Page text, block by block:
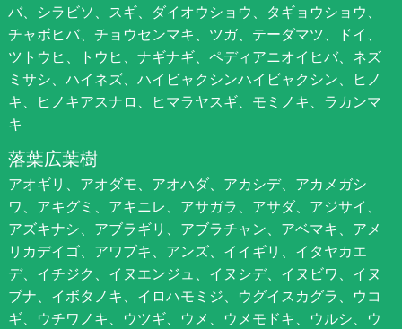
バ、シラビソ、スギ、ダイオウショウ、タギョウショウ、
チャボヒバ、チョウセンマキ、ツガ、テーダマツ、ドイ、
ツトウヒ、トウヒ、ナギナギ、ペディアニオイヒバ、ネズ
ミサシ、ハイネズ、ハイビャクシンハイビャクシン、ヒノ
キ、ヒノキアスナロ、ヒマラヤスギ、モミノキ、ラカンマ
キ
落葉広葉樹
アオギリ、アオダモ、アオハダ、アカシデ、アカメガシ
ワ、アキグミ、アキニレ、アサガラ、アサダ、アジサイ、
アズキナシ、アブラギリ、アブラチャン、アベマキ、アメ
リカデイゴ、アワブキ、アンズ、イイギリ、イタヤカエ
デ、イチジク、イヌエンジュ、イヌシデ、イヌビワ、イヌ
ブナ、イボタノキ、イロハモミジ、ウグイスカグラ、ウコ
ギ、ウチワノキ、ウツギ、ウメ、ウメモドキ、ウルシ、ウ